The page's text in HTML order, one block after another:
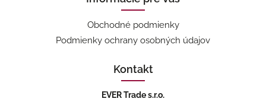
Obchodné podmienky
Podmienky ochrany osobných údajov
Kontakt
EVER Trade s.r.o.